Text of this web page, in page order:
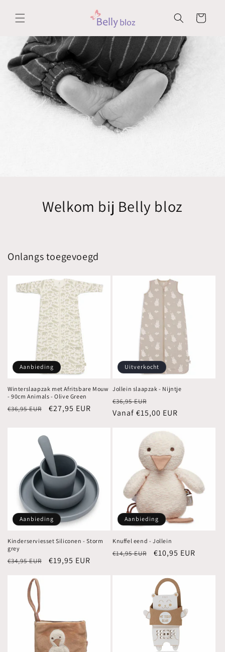
content
Winkelwagen
Welkom bij Belly bloz
Onlangs toegevoegd
Aanbieding
Winterslaapzak met Afritsbare Mouw
- 90cm Animals - Olive Green
Normale
€36,95 EUR Aanbiedingsprijs
€27,95 EUR
Uitverkocht
Jollein slaapzak - Nijntje
Normale
prijs
€36,95 EUR
Vanaf €15,00 EUR
Aanbieding
Kinderserviesset Siliconen - Storm
grey
Normale
€34,95 EUR Aanbiedingsprijs
€19,95 EUR
Aanbieding
Knuffel eend - Jollein
Normale
€14,95 EUR Aanbiedingsprijs
€10,95 EUR